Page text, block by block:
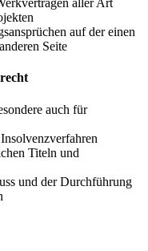
aller Art
auf der einen
Seite
auch für
Titeln und
und der Durchführung